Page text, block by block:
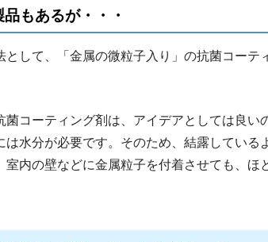
もあるが・・・
して、「金属の微粒子入り」の抗菌コーテ
菌コーティング剤は、アイデアとしては良い
は水分が必要です。そのため、結露している
室内の壁などに金属粒子を付着させても、ほ